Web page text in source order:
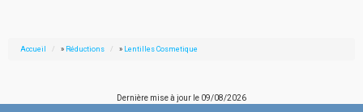
Accueil » Réductions » Lentilles Cosmetique
Dernière mise à jour le 09/08/2026